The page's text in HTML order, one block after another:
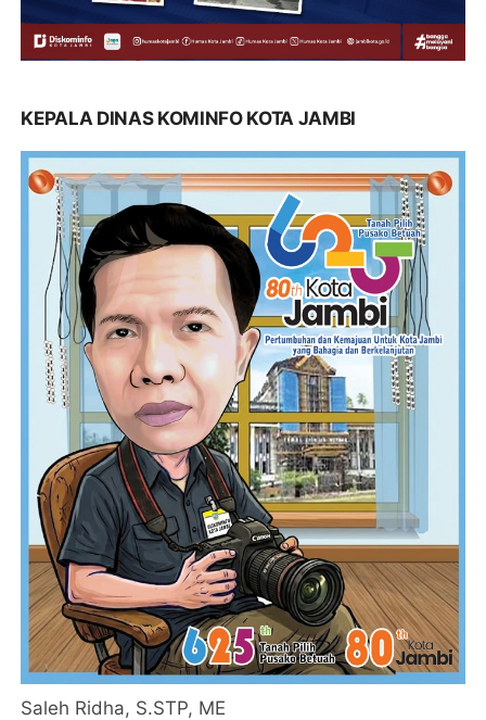
KEPALA DINAS KOMINFO KOTA JAMBI
Saleh Ridha, S.STP, ME